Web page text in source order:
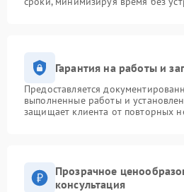
Гарантия на работы и
Предоставляется
выполненные работы и
защищает клиента от повторных
Прозрачное
консультация